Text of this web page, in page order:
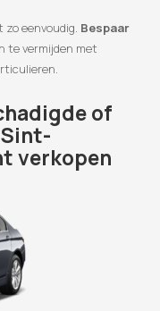
eenvoudig. Bespaar
te vermijden met
of
verkopen